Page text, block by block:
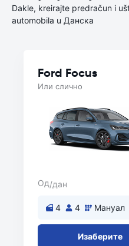
Dakle, kreirajte predračun i
automobila u Данска
Ford Focus
Или слично
Од/дан
4 4 Мануал
Изаберите